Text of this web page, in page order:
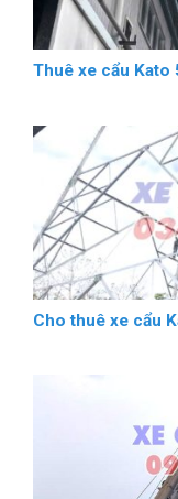
Thuê xe cẩu Kato
Cho thuê xe cẩu